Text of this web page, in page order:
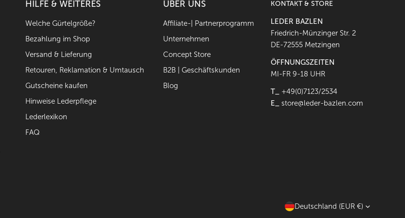
HILFE & WEITERES
Welche Gürtelgröße?
Bezahlung im Shop
Versand & Lieferung
Retouren, Reklamation & Umtausch
Gutscheine kaufen
Hinweise Lederpflege
Lederlexikon
FAQ
ÜBER UNS
Affiliate-| Partnerprogramm
Unternehmen
Concept Store
B2B | Geschäftskunden
Blog
KONTAKT & STORE
LEDER BAZLEN
Friedrich-Münzinger Str. 2
DE-72555 Metzingen
ÖFFNUNGSZEITEN
MI-FR 9-18 UHR
T_
+49(0)7123/2534
E_
store@leder-bazlen.com
L Deutschland (EUR €)